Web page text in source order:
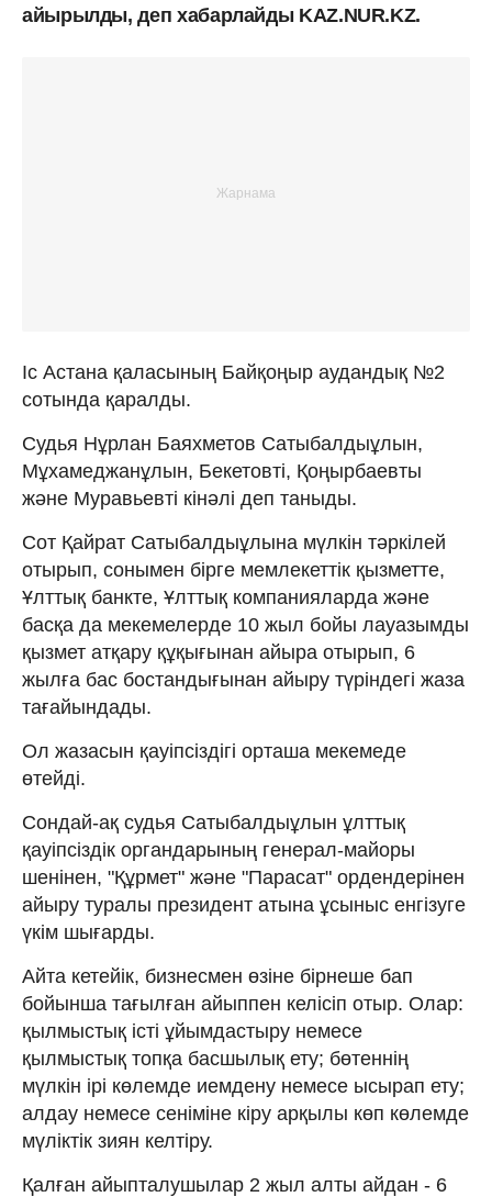
айырылды, деп хабарлайды KAZ.NUR.KZ.
Іс Астана қаласының Байқоңыр аудандық №2
сотында қаралды.
Судья Нұрлан Баяхметов Сатыбалдыұлын,
Мұхамеджанұлын, Бекетовті, Қоңырбаевты
және Муравьевті кінәлі деп таныды.
Сот Қайрат Сатыбалдыұлына мүлкін тәркілей
отырып, сонымен бірге мемлекеттік қызметте,
Ұлттық банкте, Ұлттық компанияларда және
басқа да мекемелерде 10 жыл бойы лауазымды
қызмет атқару құқығынан айыра отырып, 6
жылға бас бостандығынан айыру түріндегі жаза
тағайындады.
Ол жазасын қауіпсіздігі орташа мекемеде
өтейді.
Сондай-ақ судья Сатыбалдыұлын ұлттық
қауіпсіздік органдарының генерал-майоры
шенінен, "Құрмет" және "Парасат" ордендерінен
айыру туралы президент атына ұсыныс енгізуге
үкім шығарды.
Айта кетейік, бизнесмен өзіне бірнеше бап
бойынша тағылған айыппен келісіп отыр. Олар:
қылмыстық істі ұйымдастыру немесе
қылмыстық топқа басшылық ету; бөтеннің
мүлкін ірі көлемде иемдену немесе ысырап ету;
алдау немесе сеніміне кіру арқылы көп көлемде
мүліктік зиян келтіру.
Қалған айыпталушылар 2 жыл алты айдан - 6